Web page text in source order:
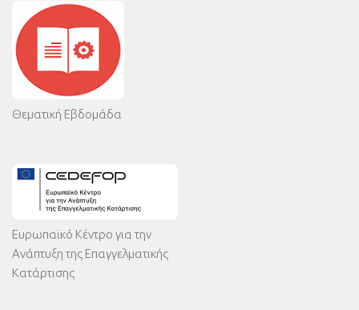
Θεματική Εβδομάδα
Ευρωπαϊκό Κέντρο για την
Ανάπτυξη της Επαγγελματικής
Κατάρτισης